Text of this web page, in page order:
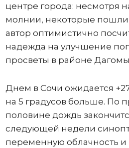
центре города: несмотря
молнии, некоторые пошли
автор оптимистично
надежда на улучшение
просветы в районе
Днем в Сочи ожидается
на 5 градусов больше. По
половине дождь
следующей недели
переменную облачность